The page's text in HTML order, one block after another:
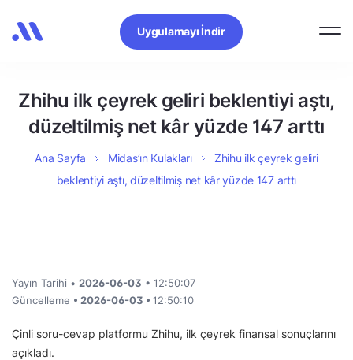
Uygulamayı İndir
Zhihu ilk çeyrek geliri beklentiyi aştı,
düzeltilmiş net kâr yüzde 147 arttı
Ana Sayfa Midas’ın Kulakları
Zhihu ilk çeyrek geliri
beklentiyi aştı, düzeltilmiş net kâr yüzde 147 arttı
Yayın Tarihi • 2026-06-03 • 12:50:07
Güncelleme • 2026-06-03 • 12:50:10
Çinli soru-cevap platformu Zhihu, ilk çeyrek finansal sonuçlarını
açıkladı.